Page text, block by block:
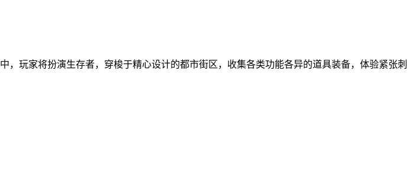
玩家将扮演生存者，穿梭于精心设计的都市街区，收集各类功能各异的道具装备，体验紧张刺